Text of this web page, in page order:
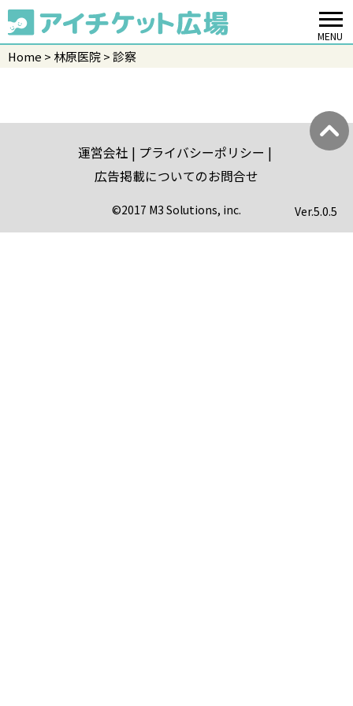
MENU
Home 林原医院 診察
運営会社
プライバシーポリシー
広告掲載についてのお問合せ
©2017 M3 Solutions, inc. Ver.5.0.5